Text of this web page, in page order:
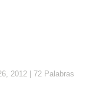
2012 72 Palabras